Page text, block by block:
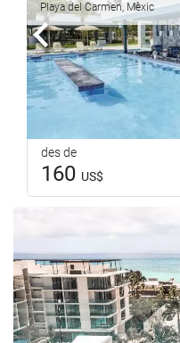
Playa del Carmen, Mèxic
des de
160 US$
Anterior